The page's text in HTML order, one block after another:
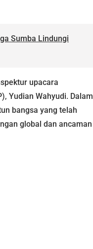
Sumba Lindungi
upacara
Yudian Wahyudi. Dalam
bangsa yang telah
global dan ancaman